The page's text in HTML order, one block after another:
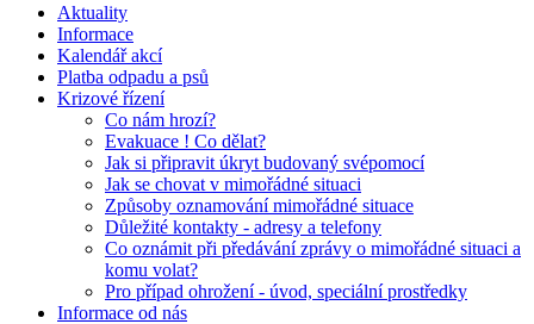
Aktuality
Informace
Kalendář akcí
Platba odpadu a psů
Krizové řízení
Co nám hrozí?
Evakuace ! Co dělat?
Jak si připravit úkryt budovaný svépomocí
Jak se chovat v mimořádné situaci
Způsoby oznamování mimořádné situace
Důležité kontakty - adresy a telefony
Co oznámit při předávání zprávy o mimořádné situaci a
komu volat?
Pro případ ohrožení - úvod, speciální prostředky
Informace od nás